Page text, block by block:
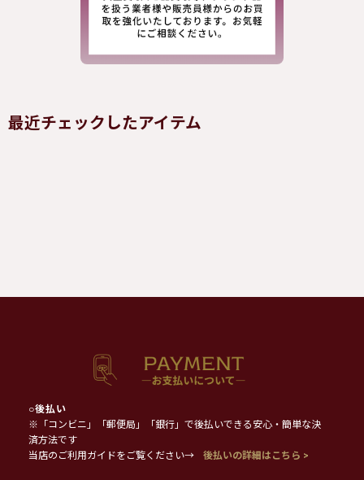
最近チェックしたアイテム
○後払い
※「コンビニ」「郵便局」「銀行」で後払いできる安心・簡単な決
済方法です
当店のご利用ガイドをご覧ください→
後払いの詳細はこちら >